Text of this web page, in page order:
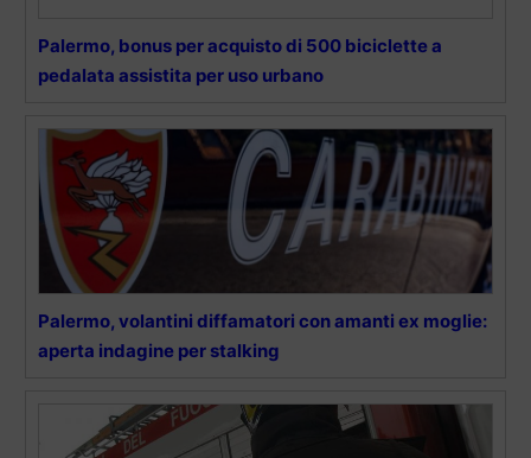
Palermo, bonus per acquisto di 500 biciclette a
pedalata assistita per uso urbano
Palermo, volantini diffamatori con amanti ex moglie:
aperta indagine per stalking